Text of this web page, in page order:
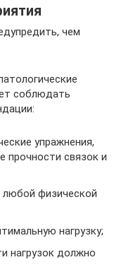
чем
соблюдать
упражнения,
прочности связок и
физической
нагрузку;
нагрузок должно